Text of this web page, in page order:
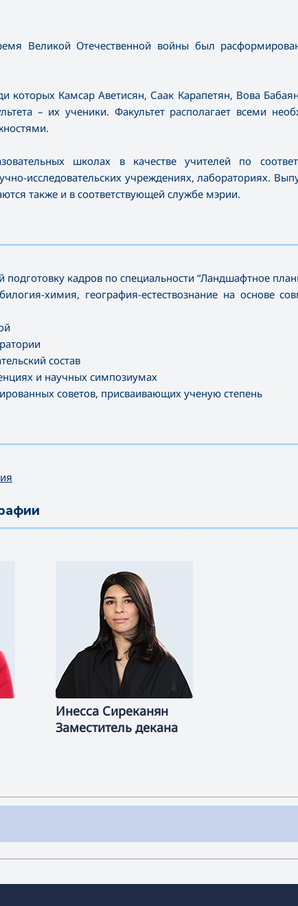
Великой Отечественной войны был
которых Камсар Аветисян, Саак Карапетян, Вова
– их ученики. Факультет располагает всеми
школах в качестве учителей по
исследовательских учреждениях, лабораториях.
также и в соответствующей службе мэрии.
кадров по специальности “Ландшафтное
химия, география-естествознание на основе
состав
и научных симпозиумах
советов, присваивающих ученую степень
Инесса Сиреканян
Заместитель декана